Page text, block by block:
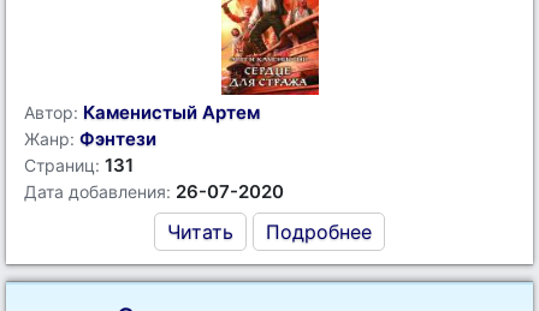
Автор: Каменистый Артем
Жанр: Фэнтези
Страниц: 131
Дата добавления: 26-07-2020
Читать Подробнее